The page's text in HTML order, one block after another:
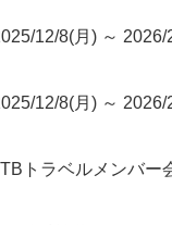
12/8(月) ～ 2026/
12/8(月) ～ 2026/
トラベルメンバー